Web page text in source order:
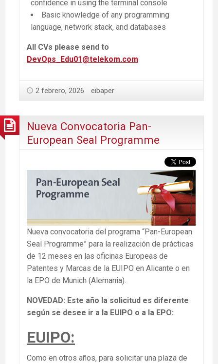
confidence in using the terminal console
Basic knowledge of any programming
language, network stack, and databases
All CVs please send to
DevOps_Edu01@telekom.com
2 febrero, 2026 eibaper
Nueva Convocatoria Pan-
European Seal Programme
Nueva convocatoria del programa “Pan-European
Seal Programme” para la realización de prácticas
de 12 meses en las oficinas Europeas de
Patentes y Marcas de la EUIPO en Alicante o en
la EPO de Munich (Alemania).
NOVEDAD: Este año la solicitud es diferente
según se desee ir a la EUIPO o a la EPO:
EUIPO:
Como en otros años, para solicitar una plaza de